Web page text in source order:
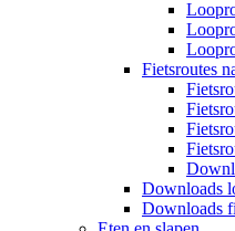
Fietsroutes
Downloads
Downloads